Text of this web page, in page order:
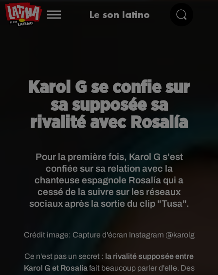
Le son latino
Karol G se confie sur
sa supposée sa
rivalité avec Rosalía
Pour la première fois, Karol G s'est
confiée sur sa relation avec la
chanteuse espagnole Rosalía qui a
cessé de la suivre sur les réseaux
sociaux après la sortie du clip "Tusa".
Crédit image: Capture d'écran Instagram @karolg
Ce n'est pas un secret : la rivalité supposée entre
Karol G et Rosalía fait beaucoup parler d'elle. Des